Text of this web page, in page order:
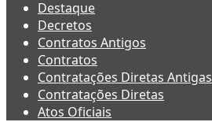
Destaque
Decretos
Contratos Antigos
Contratos
Contratações Diretas Antigas
Contratações Diretas
Atos Oficiais